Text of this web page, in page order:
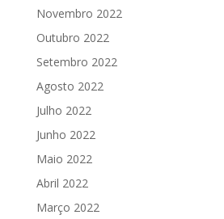
Novembro 2022
Outubro 2022
Setembro 2022
Agosto 2022
Julho 2022
Junho 2022
Maio 2022
Abril 2022
Março 2022